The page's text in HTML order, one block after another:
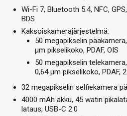
Wi-Fi 7, Bluetooth 5.4, NFC,
BDS
Kaksoiskamerajärjestelmä:
50 megapikselin
µm pikselikoko, PDAF, OIS
50 megapikselin
0,64 µm pikselikoko, PDAF,
32 megapikselin selfiekamera
4000 mAh akku, 45 watin
lataus, USB-C 2.0